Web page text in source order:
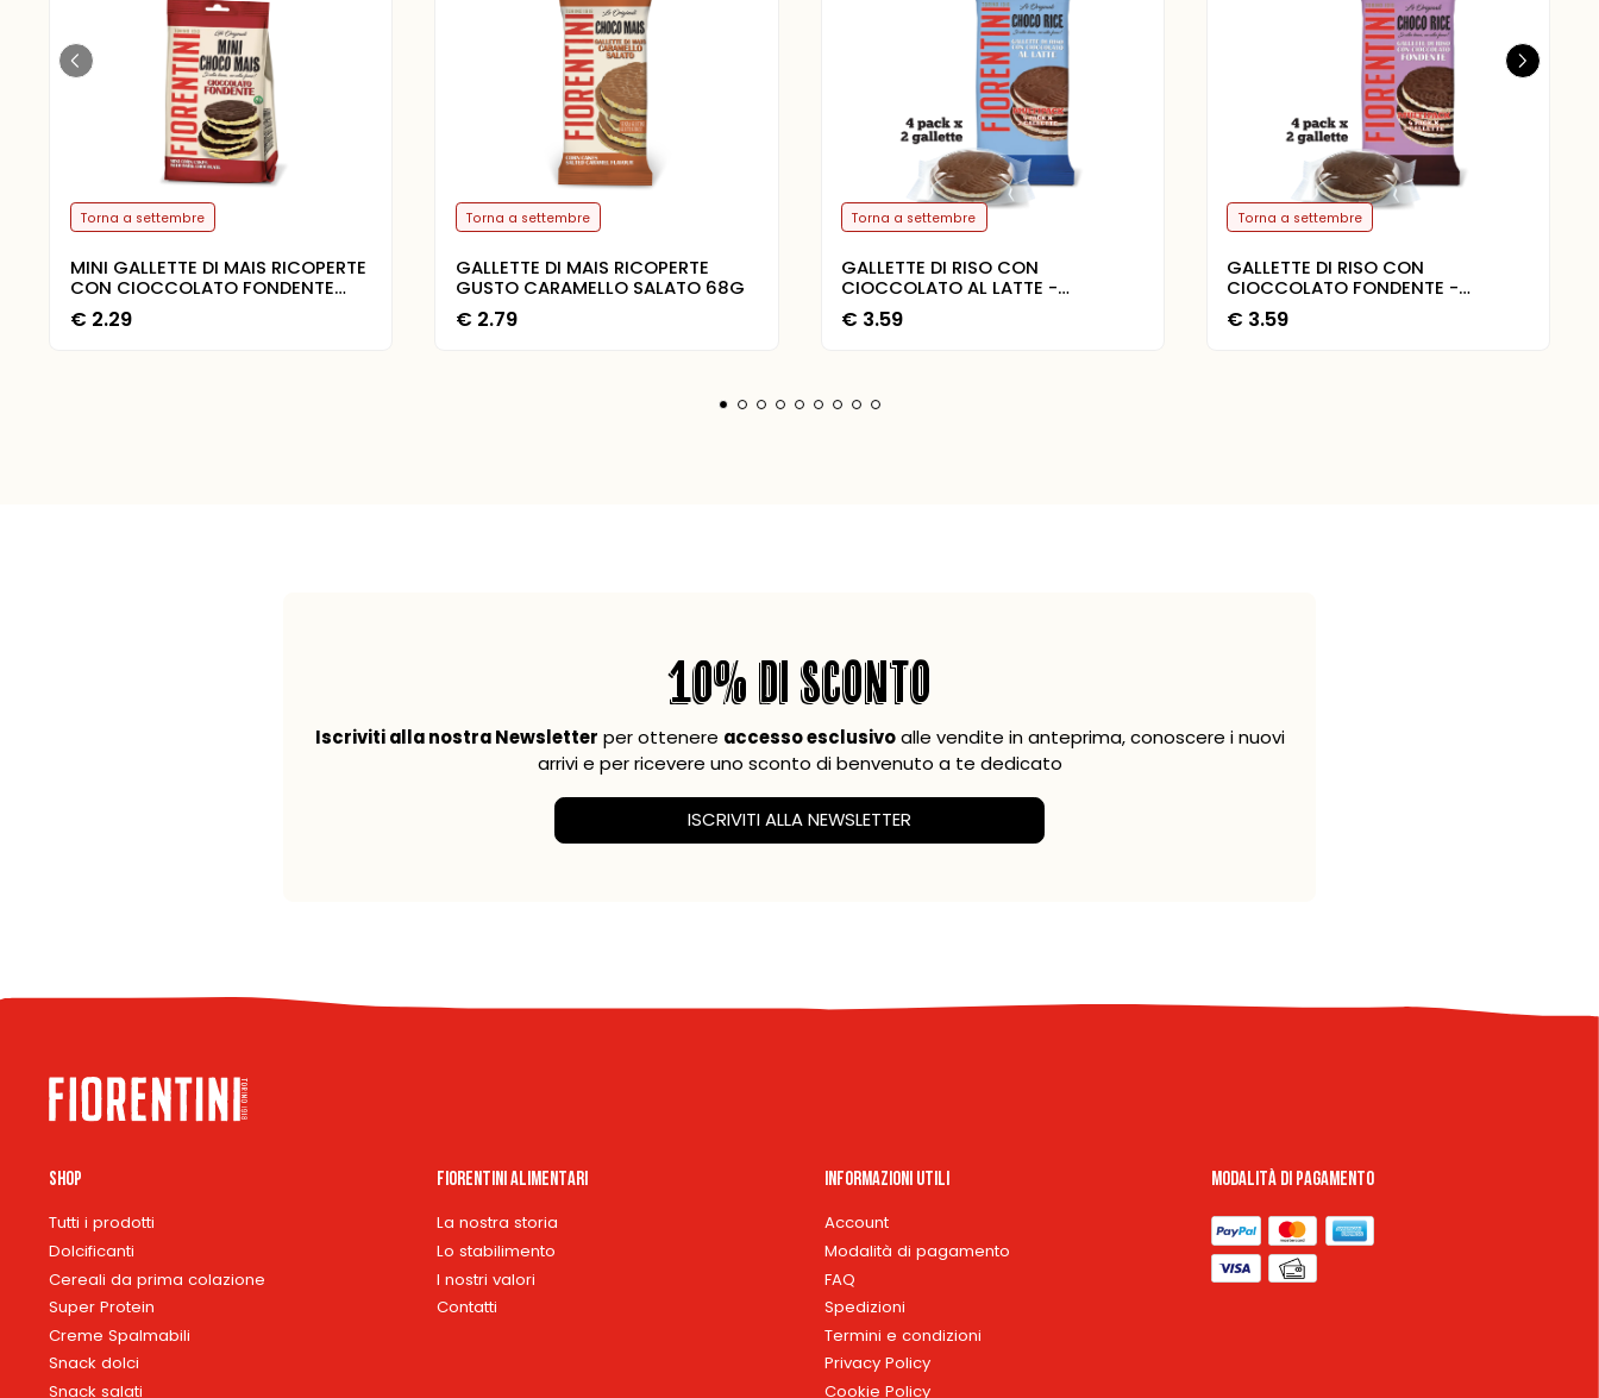
Torna a settembre
MINI GALLETTE DI MAIS RICOPERTE
CON CIOCCOLATO FONDENTE
60G
€ 2.29
Torna a settembre
GALLETTE DI MAIS RICOPERTE
GUSTO CARAMELLO SALATO 68G
€ 2.79
Torna a settembre
GALLETTE DI RISO CON
CIOCCOLATO AL LATTE -
MULTIPACK 4 PACK X 2 GALLETTE
€ 3.59
Torna a settembre
GALLETTE DI RISO CON
CIOCCOLATO FONDENTE -
MULTIPACK 4 PACK X 2 GALLETTE
€ 3.59
10% DI SCONTO
Iscriviti alla nostra Newsletter per ottenere accesso esclusivoalle vendite in anteprima, conoscere i nuovi
arrivi e per ricevere uno sconto di benvenuto a te dedicato
ISCRIVITI ALLA NEWSLETTER
Shop
Tutti i prodotti
Dolcificanti
Cereali da prima colazione
Super Protein
Creme Spalmabili
Snack dolci
Snack salati
Fiorentini Alimentari
La nostra storia
Lo stabilimento
I nostri valori
Contatti
Informazioni Utili
Account
Modalità di pagamento
FAQ
Spedizioni
Termini e condizioni
Privacy Policy
Cookie Policy
Modalità di pagamento